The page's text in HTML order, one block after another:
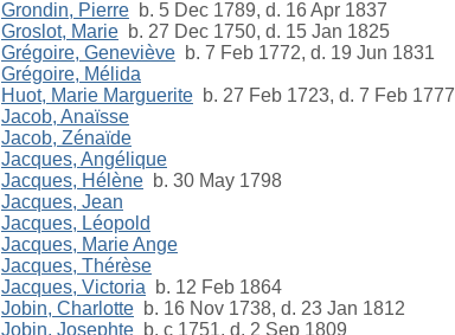
Grondin, Pierre b. 5 Dec 1789, d. 16 Apr 1837
Groslot, Marie b. 27 Dec 1750, d. 15 Jan 1825
Grégoire, Geneviève b. 7 Feb 1772, d. 19 Jun 1831
Grégoire, Mélida
Huot, Marie Marguerite b. 27 Feb 1723, d. 7 Feb 1777
Jacob, Anaïsse
Jacob, Zénaïde
Jacques, Angélique
Jacques, Hélène b. 30 May 1798
Jacques, Jean
Jacques, Léopold
Jacques, Marie Ange
Jacques, Thérèse
Jacques, Victoria b. 12 Feb 1864
Jobin, Charlotte b. 16 Nov 1738, d. 23 Jan 1812
Jobin, Josephte b. c 1751, d. 2 Sep 1809